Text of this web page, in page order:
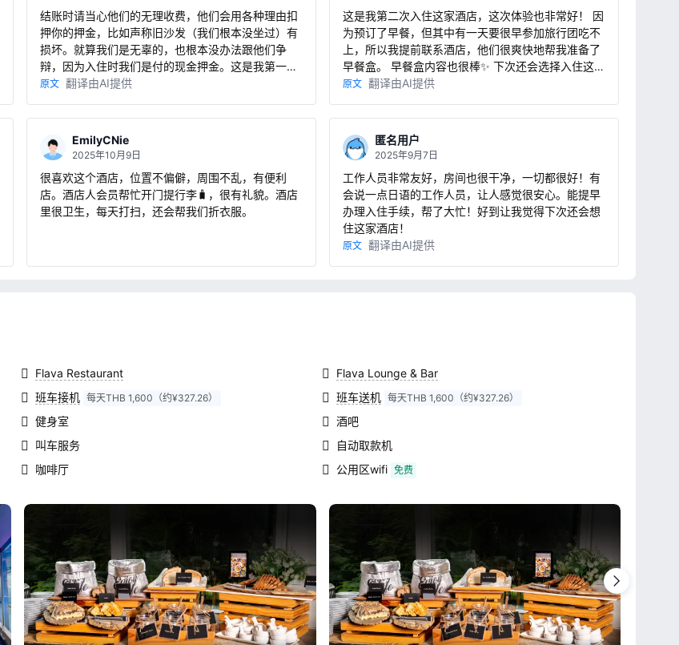
结账时请当心他们的无理收费，他们会用各种理由扣
押你的押金，比如声称旧沙发（我们根本没坐过）有
损坏。就算我们是无辜的，也根本没办法跟他们争
辩，因为入住时我们是付的现金押金。这是我第一次
遇到这么糟糕的经历！我住了4晚花了1万多泰铢，结
了。
原文 翻译由AI提供
这是我第二次入住这家酒店，这次体验也非常好！ 因
为预订了早餐，但其中有一天要很早参加旅行团吃不
上，所以我提前联系酒店，他们很爽快地帮我准备了
早餐盒。 早餐盒内容也很棒✨ 下次还会选择入住这
里！
原文 翻译由AI提供
EmilyCNie
2025年10月9日
很喜欢这个酒店，位置不偏僻，周围不乱，有便利
店。酒店人会员帮忙开门提行李🧳，很有礼貌。酒店
里很卫生，每天打扫，还会帮我们折衣服。
匿名用户
2025年9月7日
工作人员非常友好，房间也很干净，一切都很好！有
会说一点日语的工作人员，让人感觉很安心。能提早
办理入住手续，帮了大忙！好到让我觉得下次还会想
住这家酒店！
原文 翻译由AI提供
Flava Restaurant
Flava Lounge & Bar
班车接机 每天THB 1,600（约¥327.26） 班车送机 每天THB 1,600（约¥327.26）
健身室
酒吧
叫车服务
自动取款机
咖啡厅 公用区wifi 免费